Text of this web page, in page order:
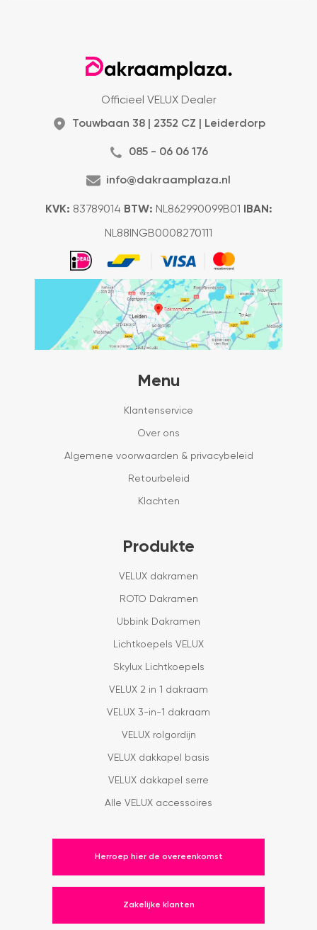
Officieel VELUX Dealer
Touwbaan 38 | 2352 CZ | Leiderdorp
085 - 06 06 176
info@dakraamplaza.nl
KVK: 83789014 BTW: NL862990099B01 IBAN:
NL88INGB0008270111
Menu
Klantenservice
Over ons
Algemene voorwaarden & privacybeleid
Retourbeleid
Klachten
Produkte
VELUX dakramen
ROTO Dakramen
Ubbink Dakramen
Lichtkoepels VELUX
Skylux Lichtkoepels
VELUX 2 in 1 dakraam
VELUX 3-in-1 dakraam
VELUX rolgordijn
VELUX dakkapel basis
VELUX dakkapel serre
Alle VELUX accessoires
Herroep hier de overeenkomst
Zakelijke klanten